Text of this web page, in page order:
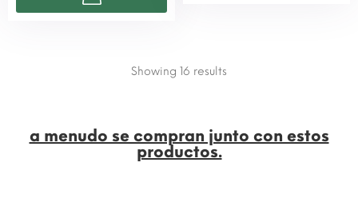
Showing 16 results
a menudo se compran junto con estos
productos.